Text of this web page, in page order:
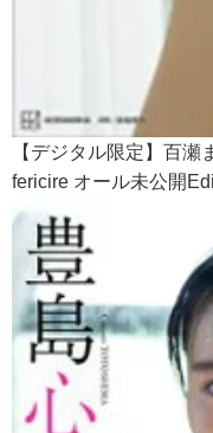
【デジタル限定】百
fericire オール未公開